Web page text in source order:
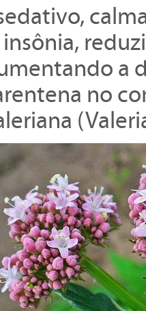
a
no